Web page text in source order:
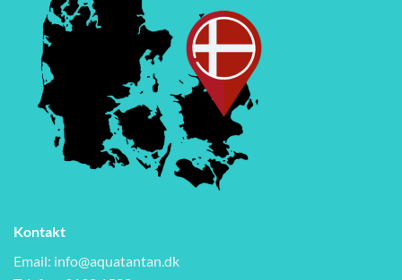
Kontakt
Email: info@aquatantan.dk